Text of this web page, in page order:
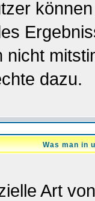
nicht
dazu.
Was man in
Art